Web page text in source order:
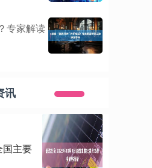
专家解读
讯
国主要